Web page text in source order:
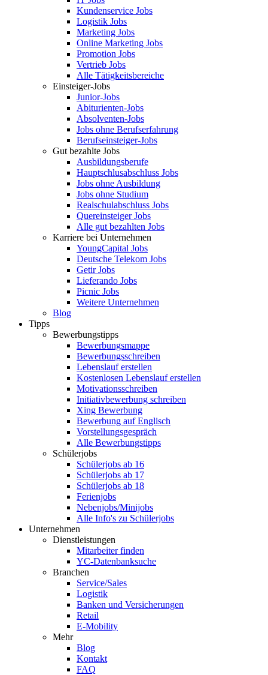
Kundenservice Jobs
Logistik Jobs
Marketing Jobs
Online Marketing Jobs
Promotion Jobs
Vertrieb Jobs
Alle Tätigkeitsbereiche
Einsteiger-Jobs
Junior-Jobs
Abiturienten-Jobs
Absolventen-Jobs
Jobs ohne Berufserfahrung
Berufseinsteiger-Jobs
Gut bezahlte Jobs
Ausbildungsberufe
Hauptschlusabschluss Jobs
Jobs ohne Ausbildung
Jobs ohne Studium
Realschulabschluss Jobs
Quereinsteiger Jobs
Alle gut bezahlten Jobs
Karriere bei Unternehmen
YoungCapital Jobs
Deutsche Telekom Jobs
Getir Jobs
Lieferando Jobs
Picnic Jobs
Weitere Unternehmen
Blog
Tipps
Bewerbungstipps
Bewerbungsmappe
Bewerbungsschreiben
Lebenslauf erstellen
Kostenlosen Lebenslauf erstellen
Motivationsschreiben
Initiativbewerbung schreiben
Xing Bewerbung
Bewerbung auf Englisch
Vorstellungsgespräch
Alle Bewerbungstipps
Schülerjobs
Schülerjobs ab 16
Schülerjobs ab 17
Schülerjobs ab 18
Ferienjobs
Nebenjobs/Minijobs
Alle Info's zu Schülerjobs
Unternehmen
Dienstleistungen
Mitarbeiter finden
YC-Datenbanksuche
Branchen
Service/Sales
Logistik
Banken und Versicherungen
Retail
E-Mobility
Mehr
Blog
Kontakt
FAQ